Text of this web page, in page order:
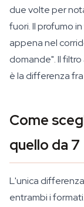
due volte per
fuori. Il profumo
appena nel
domande". Il
è la differenza
Come
quello da 7
L'unica
entrambi i